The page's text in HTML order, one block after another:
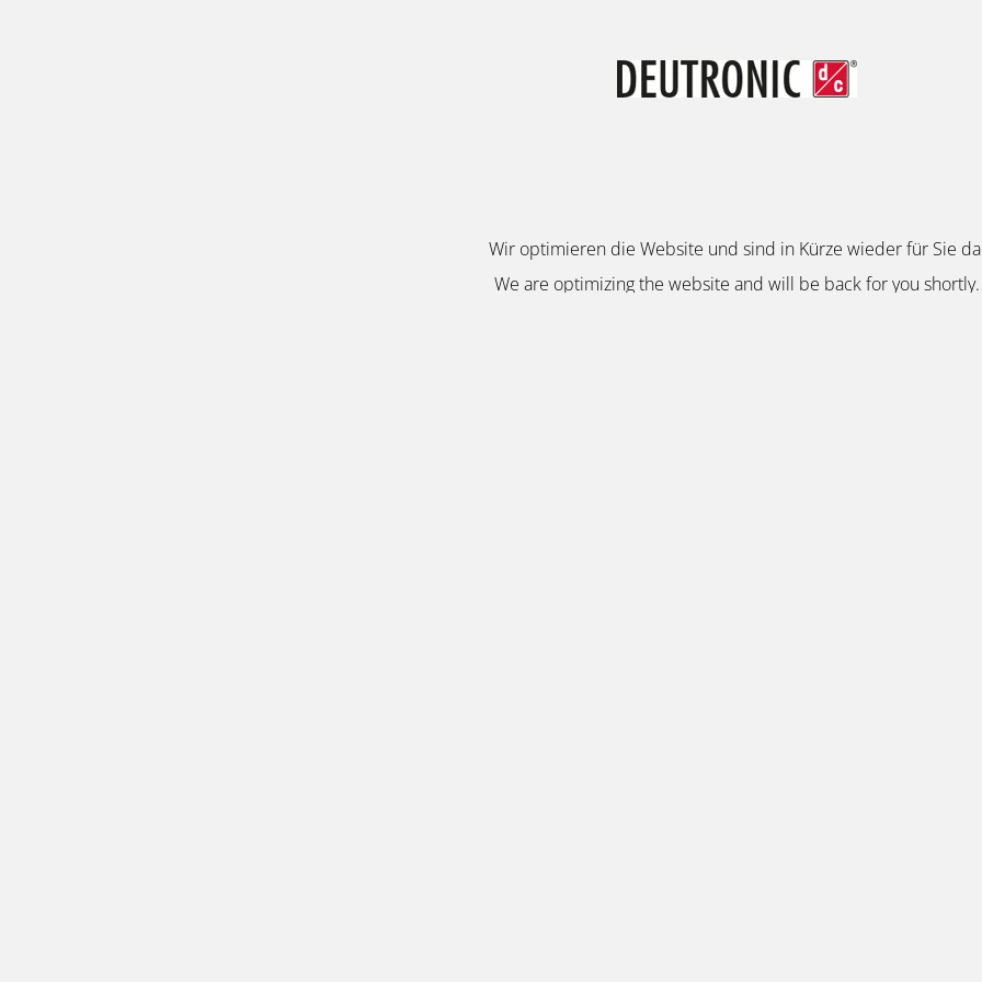
Wir optimieren die Website und sind in Kürze wieder für Sie
We are optimizing the website and will be back for you shortly.